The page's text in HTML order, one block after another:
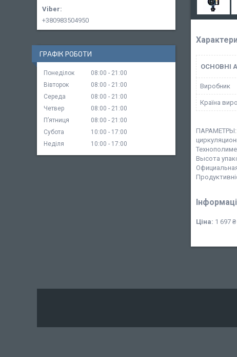
ОСНОВНІ
Виробник
Країна
ПАРАМЕТРЫ:
Высота
Ціна: 1 697 ₴
+380983504950
ГРАФІК РОБОТИ
Понеділок 08:00
21:00
Вівторок
08:00
21:00
Середа
08:00
21:00
Четвер
08:00
21:00
Пʼятниця
08:00
21:00
Субота
10:00
17:00
Неділя
10:00 17:00